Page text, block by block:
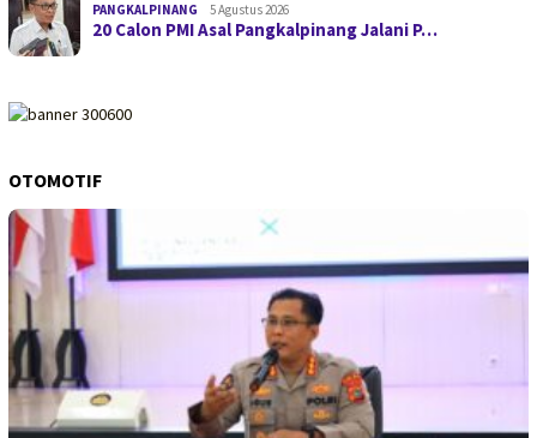
PANGKALPINANG 5 Agustus 2026
20 Calon PMI Asal Pangkalpinang Jalani P…
OTOMOTIF